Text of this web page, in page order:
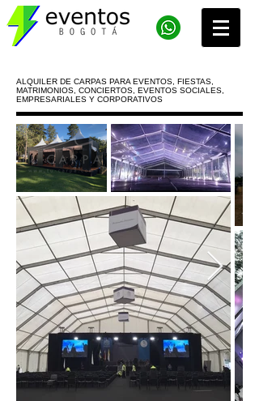
ALQUILER DE CARPAS PARA EVENTOS, FIESTAS,
MATRIMONIOS, CONCIERTOS, EVENTOS SOCIALES,
EMPRESARIALES Y CORPORATIVOS